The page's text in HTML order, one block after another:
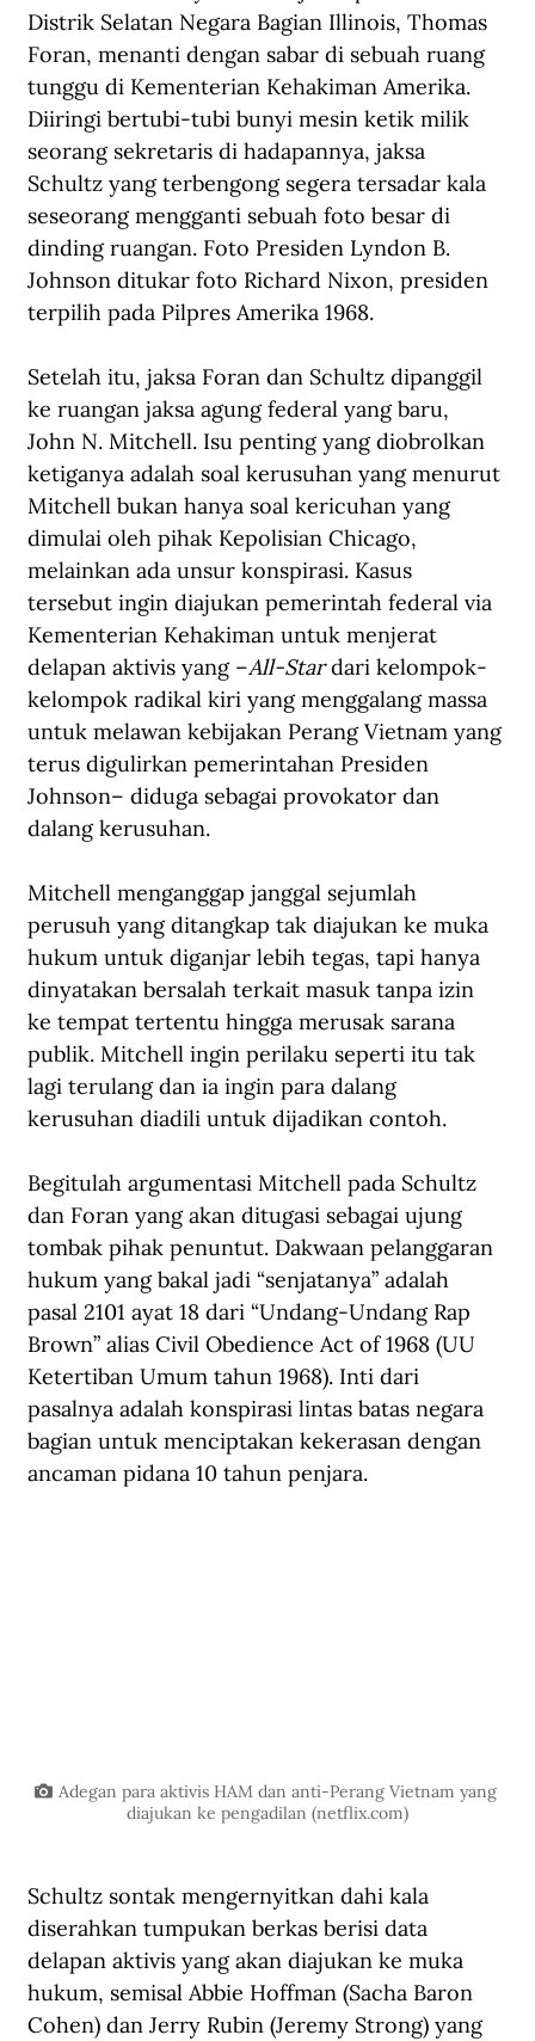
Distrik Selatan Negara Bagian Illinois, Thomas
Foran, menanti dengan sabar di sebuah ruang
tunggu di Kementerian Kehakiman Amerika.
Diiringi bertubi-tubi bunyi mesin ketik milik
seorang sekretaris di hadapannya, jaksa
Schultz yang terbengong segera tersadar kala
seseorang mengganti sebuah foto besar di
dinding ruangan. Foto Presiden Lyndon B.
Johnson ditukar foto Richard Nixon, presiden
terpilih pada Pilpres Amerika 1968.
Setelah itu, jaksa Foran dan Schultz dipanggil
ke ruangan jaksa agung federal yang baru,
John N. Mitchell. Isu penting yang diobrolkan
ketiganya adalah soal kerusuhan yang menurut
Mitchell bukan hanya soal kericuhan yang
dimulai oleh pihak Kepolisian Chicago,
melainkan ada unsur konspirasi. Kasus
tersebut ingin diajukan pemerintah federal via
Kementerian Kehakiman untuk menjerat
delapan aktivis yang –All-Star dari kelompok-
kelompok radikal kiri yang menggalang massa
untuk melawan kebijakan Perang Vietnam yang
terus digulirkan pemerintahan Presiden
Johnson– diduga sebagai provokator dan
dalang kerusuhan.
Mitchell menganggap janggal sejumlah
perusuh yang ditangkap tak diajukan ke muka
hukum untuk diganjar lebih tegas, tapi hanya
dinyatakan bersalah terkait masuk tanpa izin
ke tempat tertentu hingga merusak sarana
publik. Mitchell ingin perilaku seperti itu tak
lagi terulang dan ia ingin para dalang
kerusuhan diadili untuk dijadikan contoh.
Begitulah argumentasi Mitchell pada Schultz
dan Foran yang akan ditugasi sebagai ujung
tombak pihak penuntut. Dakwaan pelanggaran
hukum yang bakal jadi “senjatanya” adalah
pasal 2101 ayat 18 dari “Undang-Undang Rap
Brown” alias Civil Obedience Act of 1968 (UU
Ketertiban Umum tahun 1968). Inti dari
pasalnya adalah konspirasi lintas batas negara
bagian untuk menciptakan kekerasan dengan
ancaman pidana 10 tahun penjara.
Adegan para aktivis HAM dan anti-Perang Vietnam yang
diajukan ke pengadilan (netflix.com)
Schultz sontak mengernyitkan dahi kala
diserahkan tumpukan berkas berisi data
delapan aktivis yang akan diajukan ke muka
hukum, semisal Abbie Hoffman (Sacha Baron
Cohen) dan Jerry Rubin (Jeremy Strong) yang